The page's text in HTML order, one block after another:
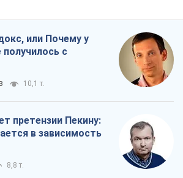
или Почему у
получилось с
10,1 т.
претензии Пекину:
в зависимость
8,8 т.